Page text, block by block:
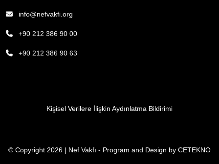
info@nefvakfi.org
+90 212 386 90 00
+90 212 386 90 63
Kişisel Verilere İlişkin Aydınlatma Bildirimi
© Copyright 2026 | Nef Vakfı - Program and Design by CETEKNO